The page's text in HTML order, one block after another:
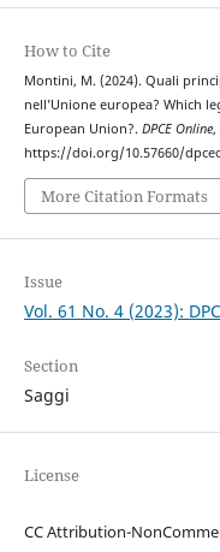
How to Cite
Montini, M. (2024). Quali
nell’Unione europea? Which
European Union?. DPCE Online,
https://doi.org/10.57660/
More Citation Formats
Issue
Vol. 61 No. 4 (2023):
Section
Saggi
License
CC Attribution-